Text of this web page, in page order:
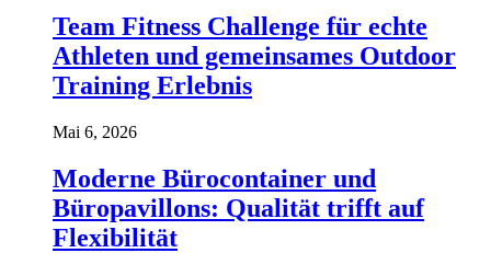
Team Fitness Challenge für echte
Athleten und gemeinsames Outdoor
Training Erlebnis
Mai 6, 2026
Moderne Bürocontainer und
Büropavillons: Qualität trifft auf
Flexibilität